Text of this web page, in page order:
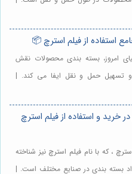
استفاده از فیلم استرچ 📦
امروز، بسته بندی محصولات نقش
تسهیل حمل و نقل ایفا می کند. |
خرید و استفاده از فیلم استرچ
، که با نام فیلم استرچ نیز شناخته
بسته بندی در صنایع مختلف است. |